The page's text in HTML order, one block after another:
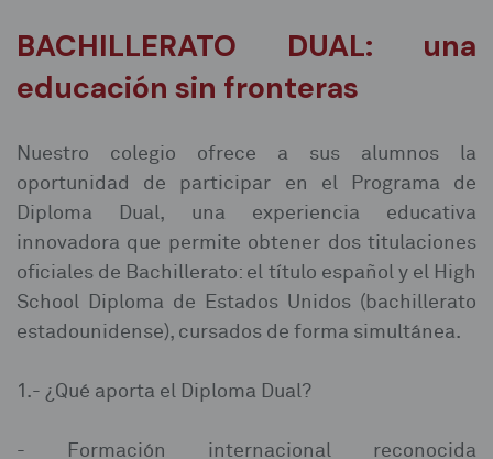
BACHILLERATO DUAL: una
educación sin fronteras
Nuestro colegio ofrece a sus alumnos la
oportunidad de participar en el Programa de
Diploma Dual, una experiencia educativa
innovadora que permite obtener dos titulaciones
oficiales de Bachillerato: el título español y el High
School Diploma de Estados Unidos (bachillerato
estadounidense), cursados de forma simultánea.⁣
1.- ¿Qué aporta el Diploma Dual?⁣
- Formación internacional reconocida